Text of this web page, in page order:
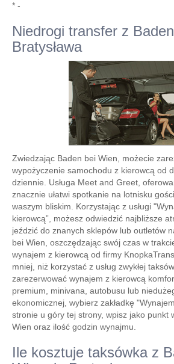
* -
Niedrogi transfer z
Bratysława
Zwiedzając Baden bei Wien, możecie
wypożyczenie samochodu z kierowcą od
dziennie. Usługa Meet and Greet,
znacznie ułatwi spotkanie na lotnisku
waszym bliskim. Korzystając z usługi
kierowcą”, możesz odwiedzić najbliższe
jeździć do znanych sklepów lub outletów
bei Wien, oszczędzając swój czas w
wynajem z kierowcą od firmy
mniej, niż korzystać z usług zwykłej
zarezerwować wynajem z kierowcą
premium, minivana, autobusu lub
ekonomicznej, wybierz zakładkę
stronie u góry tej strony, wpisz jako punkt
Wien oraz ilość godzin wynajmu.
Ile kosztuje taksówka z